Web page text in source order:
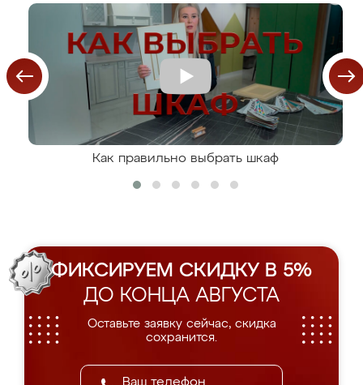
Как правильно выбрать шкаф
ФИКСИРУЕМ СКИДКУ В 5%
ДО КОНЦА АВГУСТА
Оставьте заявку сейчас, скидка
сохранится.